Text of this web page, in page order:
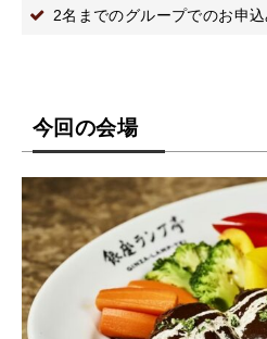
2名までのグループでのお申込
今回の会場